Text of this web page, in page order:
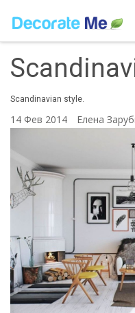
Scandinavian style.
14 Фев 2014 Елена